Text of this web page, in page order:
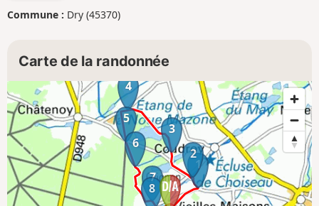
Commune : Dry (45370)
Carte de la randonnée
1
2
3
4
5
6
7
8